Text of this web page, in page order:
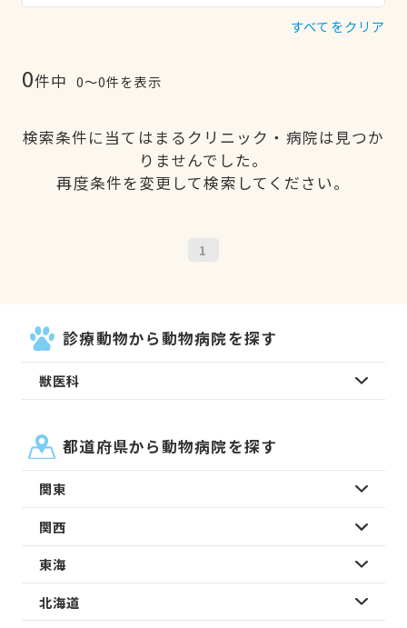
すべてをクリア
0件中 0〜0件を表示
検索条件に当てはまるクリニック・病院は見つか
りませんでした。
再度条件を変更して検索してください。
1
診療動物から動物病院を探す
獣医科
都道府県から動物病院を探す
関東
関西
東海
北海道